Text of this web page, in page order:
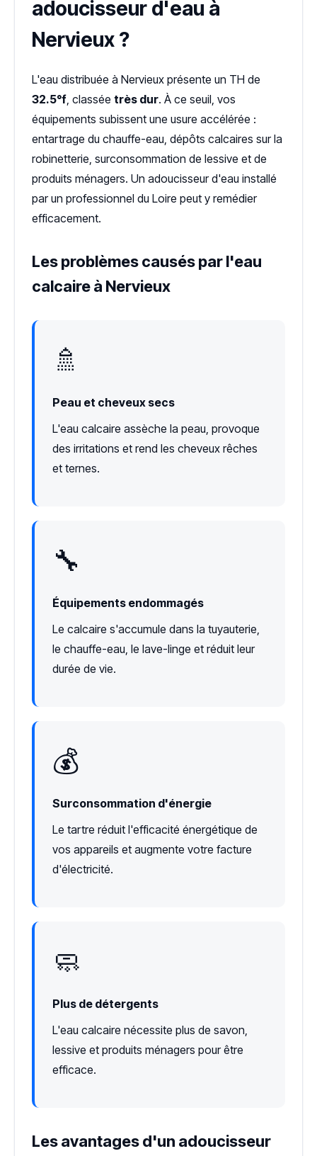
adoucisseur d'eau à
Nervieux ?
L'eau distribuée à Nervieux présente un TH de
32.5°f, classée très dur. À ce seuil, vos
équipements subissent une usure accélérée :
entartrage du chauffe-eau, dépôts calcaires sur la
robinetterie, surconsommation de lessive et de
produits ménagers. Un adoucisseur d'eau installé
par un professionnel du Loire peut y remédier
efficacement.
Les problèmes causés par l'eau
calcaire à Nervieux
🚿
Peau et cheveux secs
L'eau calcaire assèche la peau, provoque
des irritations et rend les cheveux rêches
et ternes.
🔧
Équipements endommagés
Le calcaire s'accumule dans la tuyauterie,
le chauffe-eau, le lave-linge et réduit leur
durée de vie.
💰
Surconsommation d'énergie
Le tartre réduit l'efficacité énergétique de
vos appareils et augmente votre facture
d'électricité.
🧼
Plus de détergents
L'eau calcaire nécessite plus de savon,
lessive et produits ménagers pour être
efficace.
Les avantages d'un adoucisseur